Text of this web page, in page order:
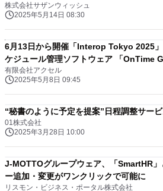
株式会社サザンウィッシュ
2025年5月14日 08:30
6月13日から開催「Interop Tokyo 2025
ケジュール管理ソフトウェア 「OnTime
有限会社アクセル
2025年5月8日 09:45
“秘書のように予定を提案”日程調整サー
01株式会社
2025年3月28日 10:00
J-MOTTOグループウェア、「SmartHR
ー追加・変更がワンクリックで可能に
リスモン・ビジネス・ポータル株式会社